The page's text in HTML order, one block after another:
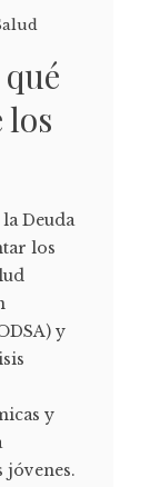
los
Deuda
los
y
y
jóvenes.